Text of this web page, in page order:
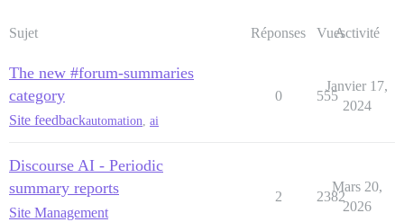
Sujet Réponses VuesActivité
The new #forum-summaries
category
Site feedbackautomation ai
0 555
Janvier 17,
2024
Discourse AI - Periodic
summary reports
Site Management
2 2382
Mars 20,
2026